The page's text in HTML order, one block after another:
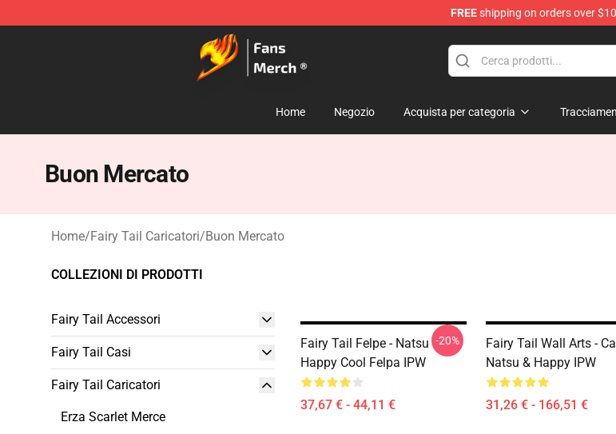
FREEshipping on orders over
Fairy Tail Store - Official Fairy Tail Merchandise Shop
Home Negozio Acquista per categoria
Buon Mercato
Home/Fairy Tail Caricatori/Buon Mercato
COLLEZIONI DI PRODOTTI
Fairy Tail Accessori
Fairy Tail Casi
Fairy Tail Caricatori
Erza Scarlet Merce
Fairy Tail Felpe - Natsu
Happy Cool Felpa IPW
37,67 € - 44,11 €
-20%
Fairy Tail Wall Arts -
Natsu & Happy IPW
31,26 € - 166,51 €